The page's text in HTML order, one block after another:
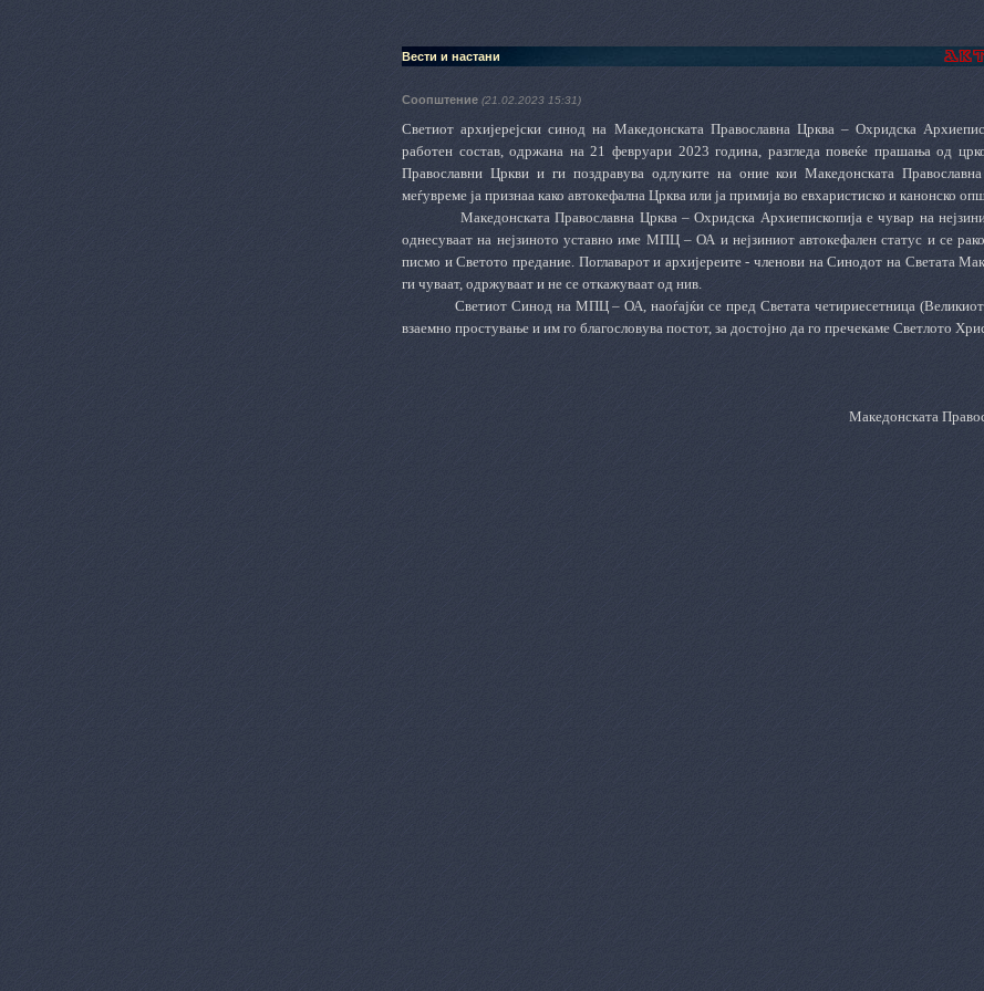
Вести и настани
Соопштение (21.02.2023 15:31)
Светиот архијерејски синод на Македонската Православна Црква – Охридска
работен состав, одржана на 21 февруари 2023 година, разгледа повеќе прашања од
Православни Цркви и ги поздравува одлуките на оние кои Македонската
меѓувреме ја признаа како автокефална Црква или ја примија во евхаристиско и канонско
Македонската Православна Црква – Охридска Архиепископија е чувар на
однесуваат на нејзиното уставно име МПЦ – ОА и нејзиниот автокефален статус и се
писмо и Светото предание. Поглаварот и архијереите - членови на Синодот на Светата
ги чуваат, одржуваат и не се откажуваат од нив.
Светиот Синод на МПЦ – ОА, наоѓајќи се пред Светата четириесетница
взаемно простување и им го благословува постот, за достојно да го пречекаме Светлото
Македонската